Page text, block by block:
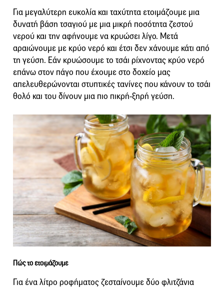
Για μεγαλύτερη ευκολία και ταχύτητα ετοιμάζουμε μια
δυνατή βάση τσαγιού με μια μικρή ποσότητα ζεστού
νερού και την αφήνουμε να κρυώσει λίγο. Μετά
αραιώνουμε με κρύο νερό και έτσι δεν χάνουμε κάτι από
τη γεύση. Εάν κρυώσουμε το τσάι ρίχνοντας κρύο νερό
επάνω στον πάγο που έχουμε στο δοχείο μας
απελευθερώνονται στυπτικές τανίνες που κάνουν το τσάι
θολό και του δίνουν μια πιο πικρή-ξηρή γεύση.
Πώς το ετοιμάζουμε
Για ένα λίτρο ροφήματος ζεσταίνουμε δύο φλιτζάνια